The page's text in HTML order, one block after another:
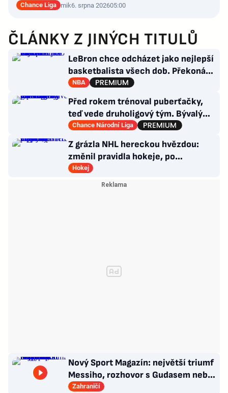
Chance Liga mik6. srpna 202605:00
ČLÁNKY Z JINÝCH TITULŮ
LeBron chce odcházet jako nejlepší
basketbalista všech dob. Překoná
Jordana?
NBA
Před rokem trénoval puberťačky,
teď vede druholigový tým. Bývalý
reportér zažívá raketový vzestup
Chance Národní Liga
Z grázla NHL hereckou hvězdou:
změnil pravidla hokeje, po
Oppenheimerovi září v Odysseji
Hokej
Nový Sport Magazín: největší triumf
Messiho, rozhovor s Gudasem nebo
plakát Pogačara
Zahraničí